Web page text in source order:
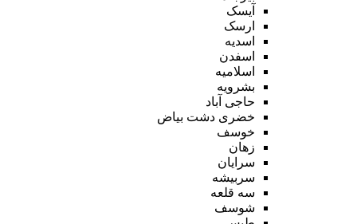
آیسک
ارسک
اسدیه
اسفدن
اسلامیه
بشرویه
حاجی آباد
خضری دشت بیاض
خوسف
زهان
سرایان
سربیشه
سه قلعه
شوسف